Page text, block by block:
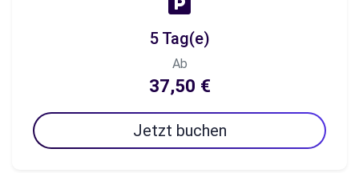
5 Tag(e)
Ab
37,50 €
Jetzt buchen